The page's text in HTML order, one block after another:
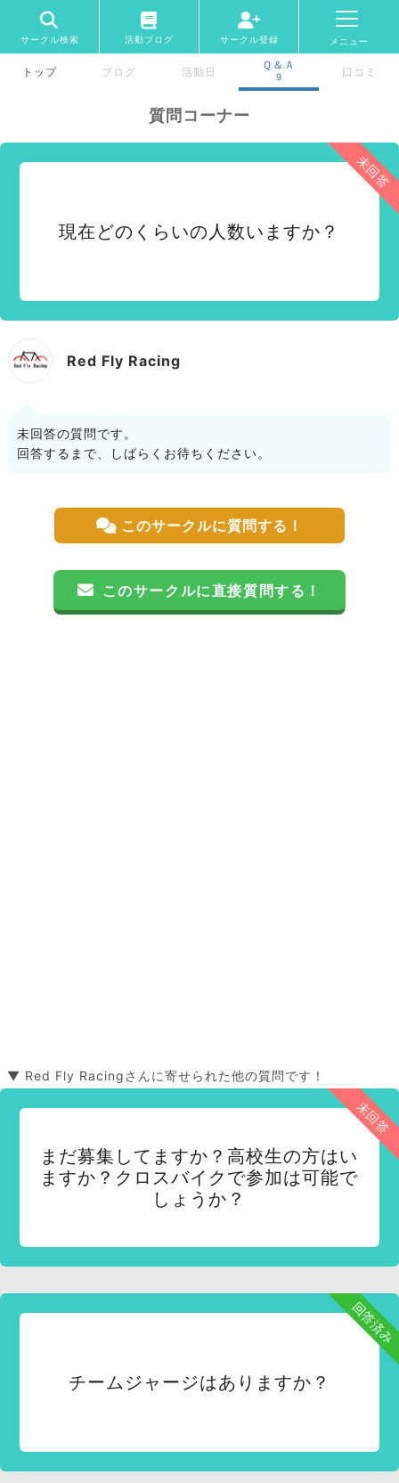
サークル検索 活動ブログ サークル登録 メニュー
トップ ブログ 活動日
Ｑ＆Ａ
9 口コミ
質問コーナー
未回答
現在どのくらいの人数いますか？
Red Fly Racing
未回答の質問です。
回答するまで、しばらくお待ちください。
このサークルに質問する！
このサークルに直接質問する！
▼ Red Fly Racingさんに寄せられた他の質問です！
未回答
まだ募集してますか？高校生の方はい
ますか？クロスバイクで参加は可能で
しょうか？
回答済み
チームジャージはありますか？